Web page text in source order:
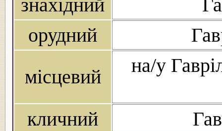
знахідний
орудний
місцевий
на/у
кличний